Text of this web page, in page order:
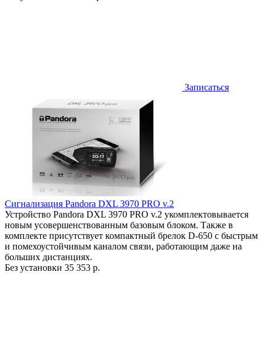
Записаться
Сигнализация Pandora DXL 3970 PRO v.2
Устройство Pandora DXL 3970 PRO v.2 укомплектовывается
новым усовершенствованным базовым блоком. Также в
комплекте присутствует компактный брелок D-650 с быстрым
и помехоустойчивым каналом связи, работающим даже на
больших дистанциях.
Без установки 35 353 р.